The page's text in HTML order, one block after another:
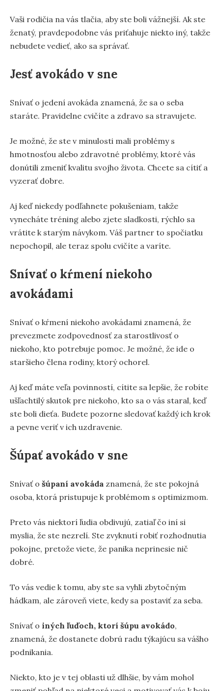
Vaši rodičia na vás tlačia, aby ste boli vážnejší. Ak ste
ženatý, pravdepodobne vás priťahuje niekto iný, takže
nebudete vedieť, ako sa správať.
Jesť avokádo v sne
Snívať o jedení avokáda znamená, že sa o seba
staráte. Pravidelne cvičíte a zdravo sa stravujete.
Je možné, že ste v minulosti mali problémy s
hmotnosťou alebo zdravotné problémy, ktoré vás
donútili zmeniť kvalitu svojho života. Chcete sa cítiť a
vyzerať dobre.
Aj keď niekedy podľahnete pokušeniam, takže
vynecháte tréning alebo zjete sladkosti, rýchlo sa
vrátite k starým návykom. Váš partner to spočiatku
nepochopil, ale teraz spolu cvičíte a varíte.
Snívať o kŕmení niekoho
avokádami
Snívať o kŕmení niekoho avokádami znamená, že
prevezmete zodpovednosť za starostlivosť o
niekoho, kto potrebuje pomoc. Je možné, že ide o
staršieho člena rodiny, ktorý ochorel.
Aj keď máte veľa povinností, cítite sa lepšie, že robíte
ušľachtilý skutok pre niekoho, kto sa o vás staral, keď
ste boli dieťa. Budete pozorne sledovať každý ich krok
a pevne veriť v ich uzdravenie.
Šúpať avokádo v sne
Snívať o šúpaní avokáda znamená, že ste pokojná
osoba, ktorá pristupuje k problémom s optimizmom.
Preto vás niektorí ľudia obdivujú, zatiaľ čo iní si
myslia, že ste nezrelí. Ste zvyknutí robiť rozhodnutia
pokojne, pretože viete, že panika neprinesie nič
dobré.
To vás vedie k tomu, aby ste sa vyhli zbytočným
hádkam, ale zároveň viete, kedy sa postaviť za seba.
Snívať o iných ľuďoch, ktorí šúpu avokádo,
znamená, že dostanete dobrú radu týkajúcu sa vášho
podnikania.
Niekto, kto je v tej oblasti už dlhšie, by vám mohol